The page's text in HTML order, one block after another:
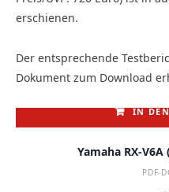
erschienen.
Der entsprechende
Dokument zum Download
IN
Yamaha RX-
PDF-